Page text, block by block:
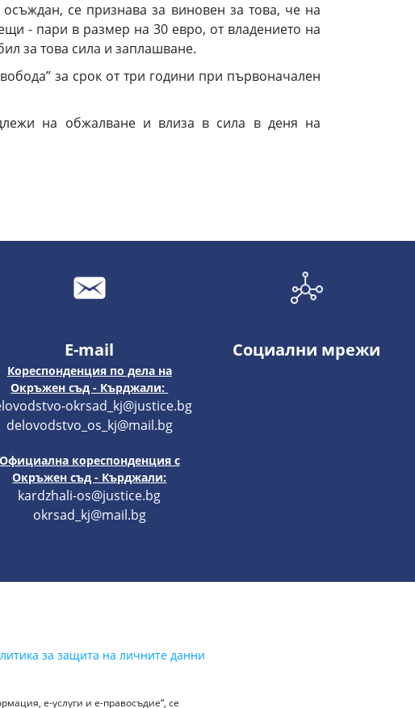
се признава за виновен за това, че на
- пари в размер на 30 евро, от владението на
за това сила и заплашване.
за срок от три години при първоначален
на обжалване и влиза в сила в деня на
E-mail
Кореспонденция по дела на
Окръжен съд - Кърджали:
okrsad_kj@justice.bg
delovodstvo_os_kj@mail.bg
Официална кореспонденция с
Окръжен съд - Кърджали:
kardzhali-os@justice.bg
okrsad_kj@mail.bg
Социални мрежи
за защита на личните данни
е-услуги и е-правосъдие“, се